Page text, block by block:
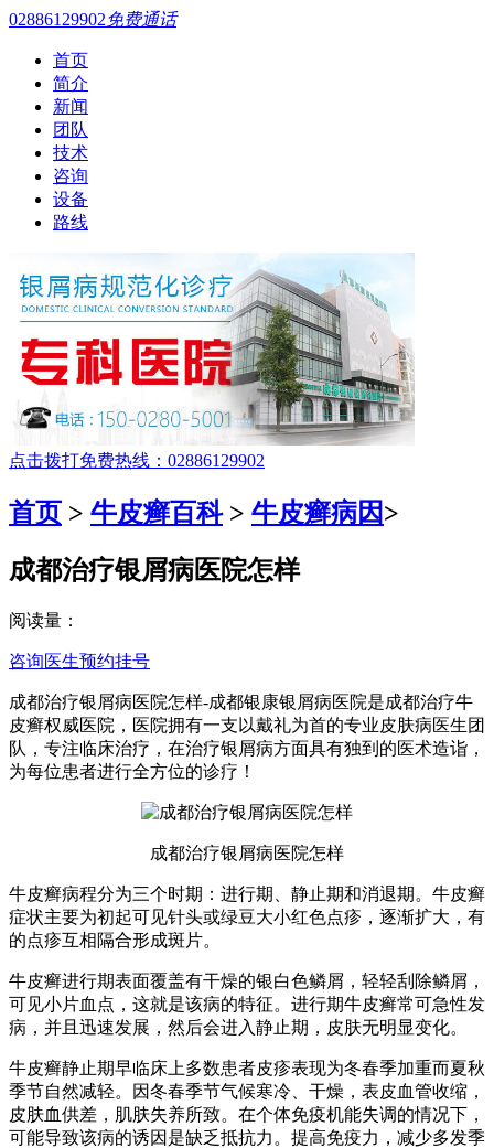
02886129902免费通话
首页
简介
新闻
团队
技术
咨询
设备
路线
点击拨打免费热线：02886129902
首页 > 牛皮癣百科> 牛皮癣病因>
成都治疗银屑病医院怎样
阅读量：
咨询医生预约挂号
成都治疗银屑病医院怎样-成都银康银屑病医院是成都治疗牛
皮癣权威医院，医院拥有一支以戴礼为首的专业皮肤病医生团
队，专注临床治疗，在治疗银屑病方面具有独到的医术造诣，
为每位患者进行全方位的诊疗！
成都治疗银屑病医院怎样
牛皮癣病程分为三个时期：进行期、静止期和消退期。牛皮癣
症状主要为初起可见针头或绿豆大小红色点疹，逐渐扩大，有
的点疹互相隔合形成斑片。
牛皮癣进行期表面覆盖有干燥的银白色鳞屑，轻轻刮除鳞屑，
可见小片血点，这就是该病的特征。进行期牛皮癣常可急性发
病，并且迅速发展，然后会进入静止期，皮肤无明显变化。
牛皮癣静止期早临床上多数患者皮疹表现为冬春季加重而夏秋
季节自然减轻。因冬春季节气候寒冷、干燥，表皮血管收缩，
皮肤血供差，肌肤失养所致。在个体免疫机能失调的情况下，
可能导致该病的诱因是缺乏抵抗力。提高免疫力，减少多发季